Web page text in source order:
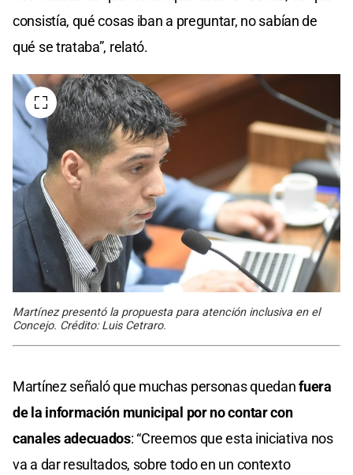
consistía, qué cosas iban a preguntar, no sabían de
qué se trataba”, relató.
Martínez presentó la propuesta para atención inclusiva en el
Concejo. Crédito: Luis Cetraro.
Martínez señaló que muchas personas quedanfuera
de la información municipal por no contar con
canales adecuados: “Creemos que esta iniciativa nos
va a dar resultados, sobre todo en un contexto